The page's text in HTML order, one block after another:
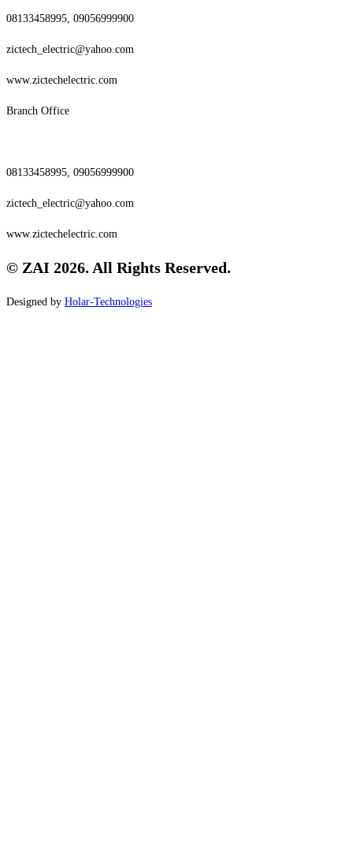
08133458995, 09056999900
zictech_electric@yahoo.com
www.zictechelectric.com
Branch Office
08133458995, 09056999900
zictech_electric@yahoo.com
www.zictechelectric.com
© ZAI 2026. All Rights Reserved.
Designed by Holar-Technologies